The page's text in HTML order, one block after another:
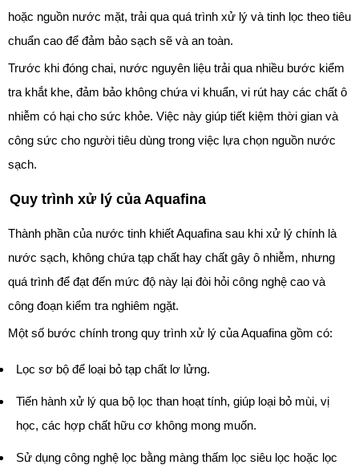
hoặc nguồn nước mặt, trải qua quá trình xử lý và tinh lọc theo tiêu
chuẩn cao để đảm bảo sạch sẽ và an toàn.
Trước khi đóng chai, nước nguyên liệu trải qua nhiều bước kiểm
tra khắt khe, đảm bảo không chứa vi khuẩn, vi rút hay các chất ô
nhiễm có hại cho sức khỏe. Việc này giúp tiết kiệm thời gian và
công sức cho người tiêu dùng trong việc lựa chọn nguồn nước
sạch.
Quy trình xử lý của Aquafina
Thành phần của nước tinh khiết Aquafina sau khi xử lý chính là
nước sạch, không chứa tạp chất hay chất gây ô nhiễm, nhưng
quá trình để đạt đến mức độ này lại đòi hỏi công nghệ cao và
công đoạn kiểm tra nghiêm ngặt.
Một số bước chính trong quy trình xử lý của Aquafina gồm có:
Lọc sơ bộ để loại bỏ tạp chất lơ lửng.
Tiến hành xử lý qua bộ lọc than hoạt tính, giúp loại bỏ mùi, vị
học, các hợp chất hữu cơ không mong muốn.
Sử dụng công nghệ lọc bằng màng thấm lọc siêu lọc hoặc lọc